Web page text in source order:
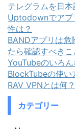
テレグラムを日
Uptodownでアプ
性は？
BANDアプリは危
たら確認すべきこ
YouTubeのいろ
BlockTubeの使い
RAV VPNとは何
カテゴリー